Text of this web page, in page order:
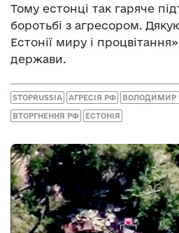
Тому естонці так гаряче
боротьбі з агресором.
Естонії миру і
держави.
STOPRUSSIA АГРЕСІЯ РФ ВОЛОДИМИР
ВТОРГНЕННЯ РФ ЕСТОНІЯ